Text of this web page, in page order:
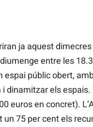
ja aquest dimecres
entre les
espai públic obert,
dinamitzar els
euros en concret).
un 75 per cent els